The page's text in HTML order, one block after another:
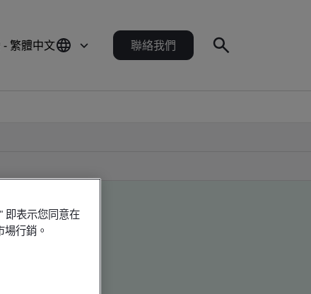
- 繁體中文 聯絡我們
即表示您同意在
行銷。